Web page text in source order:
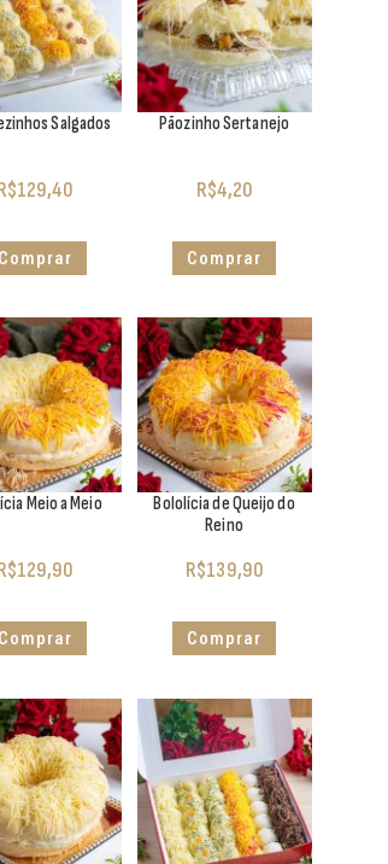
Salgados
129,40
Comprar
Pãozinho Sertanejo
R$4,20
Comprar
Meio a Meio
129,90
Comprar
Bololícia de Queijo do
Reino
R$139,90
Comprar